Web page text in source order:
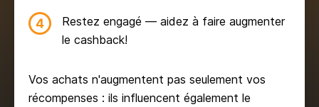
Restez engagé — aidez à faire augmenter
le cashback!
Vos achats n'augmentent pas seulement vos
récompenses : ils influencent également le